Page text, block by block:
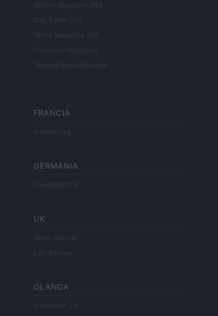
Motors Magazine 365
Day Travel 365
Home Magazine 365
Cineverse Magazine
SecondHomeMagazine
FRANCIA
InvestirMag
GERMANIA
Investieren24
UK
News Hub UK
Lgbtq News
OLANDA
Investeren 24